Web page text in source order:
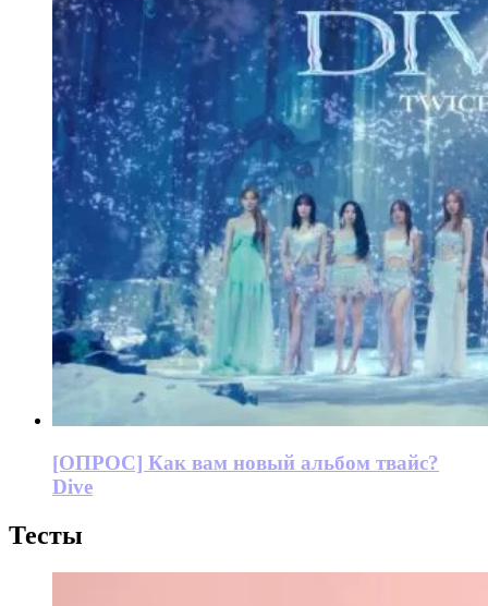
[ОПРОС] Как вам новый альбом твайс?
Dive
Тесты